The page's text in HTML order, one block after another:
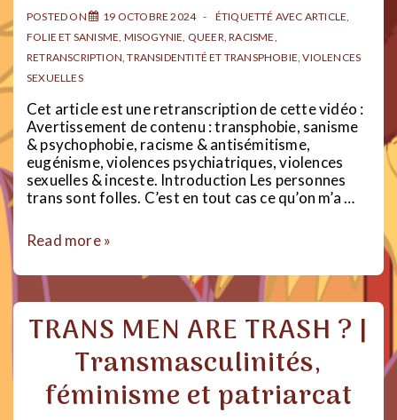
POSTED ON 19 OCTOBRE 2024 ÉTIQUETTÉ AVEC ARTICLE,
FOLIE ET SANISME, MISOGYNIE, QUEER,RACISME,
RETRANSCRIPTION,TRANSIDENTITÉ ET TRANSPHOBIE,VIOLENCES
SEXUELLES
Cet article est une retranscription de cette vidéo :
Avertissement de contenu : transphobie, sanisme
& psychophobie, racisme & antisémitisme,
eugénisme, violences psychiatriques, violences
sexuelles & inceste. Introduction Les personnes
trans sont folles. C’est en tout cas ce qu’on m’a …
LES
TRANS
SONT-
FOLLES
Transphobie,
sanisme
Read more »
TRANS MEN ARE TRASH ? |
Transmasculinités,
féminisme et patriarcat